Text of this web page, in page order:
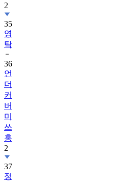
2
35
영
탁
36
언
더
커
버
미
쓰
홍
2
37
정